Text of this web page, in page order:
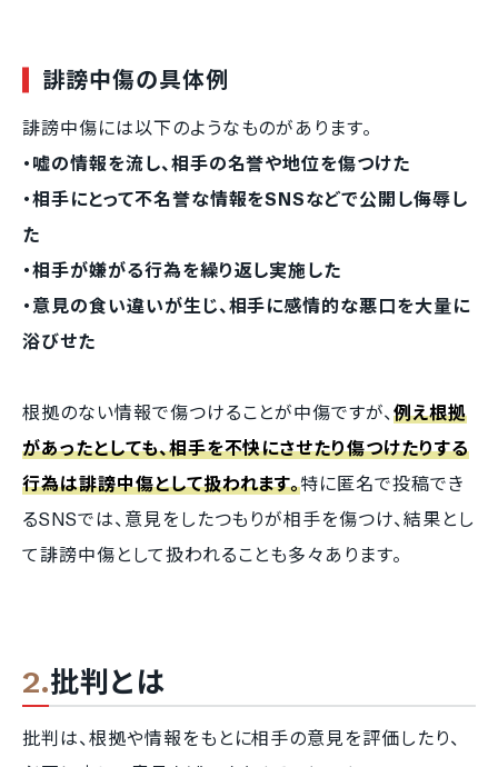
誹謗中傷の具体例
誹謗中傷には以下のようなものがあります。
・嘘の情報を流し、相手の名誉や地位を傷つけた
・相手にとって不名誉な情報をSNSなどで公開し侮辱し
た
・相手が嫌がる行為を繰り返し実施した
・意見の食い違いが生じ、相手に感情的な悪口を大量に
浴びせた
根拠のない情報で傷つけることが中傷ですが、例え根拠
があったとしても、相手を不快にさせたり傷つけたりする
行為は誹謗中傷として扱われます。特に匿名で投稿でき
るSNSでは、意見をしたつもりが相手を傷つけ、結果とし
て誹謗中傷として扱われることも多々あります。
批判とは
批判は、根拠や情報をもとに相手の意見を評価したり、